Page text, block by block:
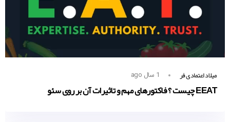
میلاد اعتمادی فر 1 سال ago
EEAT چیست ؟ فاکتورهای مهم و تاثیرات آن بر روی سئو